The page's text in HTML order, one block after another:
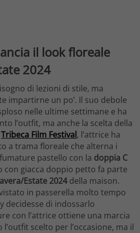
il look floreale
2024
di lezioni di stile, ma
impartirne un po’. Il suo debole
nelle ultime settimane e ha
l’outfit, ma anche la scelta della
Tribeca Film Festival, l’attrice ha
a trama floreale che alterna i
pastello con la doppia C
con giacca doppio petto fa parte
Estate 2024della maison.
in passerella molto tempo
decidesse di indossarlo
con l’attrice ottiene una marcia
scelto per l’occasione, ma il